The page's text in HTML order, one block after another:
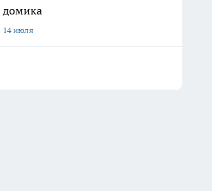
домика
14 июля